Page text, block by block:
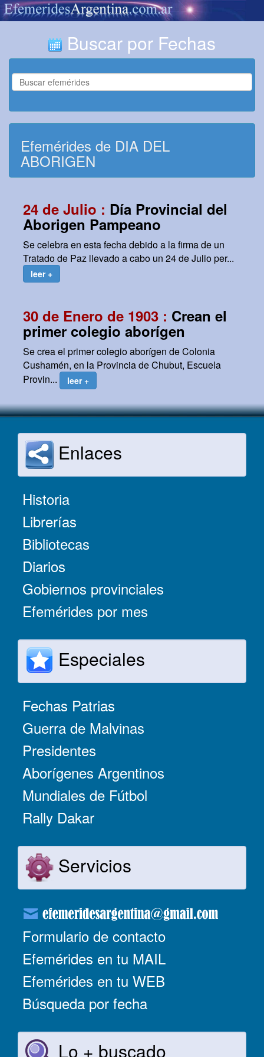
Buscar por Fechas
Efemérides de DIA DEL
ABORIGEN
24 de Julio : Día Provincial del
Aborigen Pampeano
Se celebra en esta fecha debido a la firma de un
Tratado de Paz llevado a cabo un 24 de Julio per...
leer +
30 de Enero de 1903 : Crean el
primer colegio aborígen
Se crea el primer colegio aborígen de Colonia
Cushamén, en la Provincia de Chubut, Escuela
Provin...
leer +
Enlaces
Historia
Librerías
Bibliotecas
Diarios
Gobiernos provinciales
Efemérides por mes
Especiales
Fechas Patrias
Guerra de Malvinas
Presidentes
Aborígenes Argentinos
Mundiales de Fútbol
Rally Dakar
Servicios
Formulario de contacto
Efemérides en tu MAIL
Efemérides en tu WEB
Búsqueda por fecha
Lo + buscado